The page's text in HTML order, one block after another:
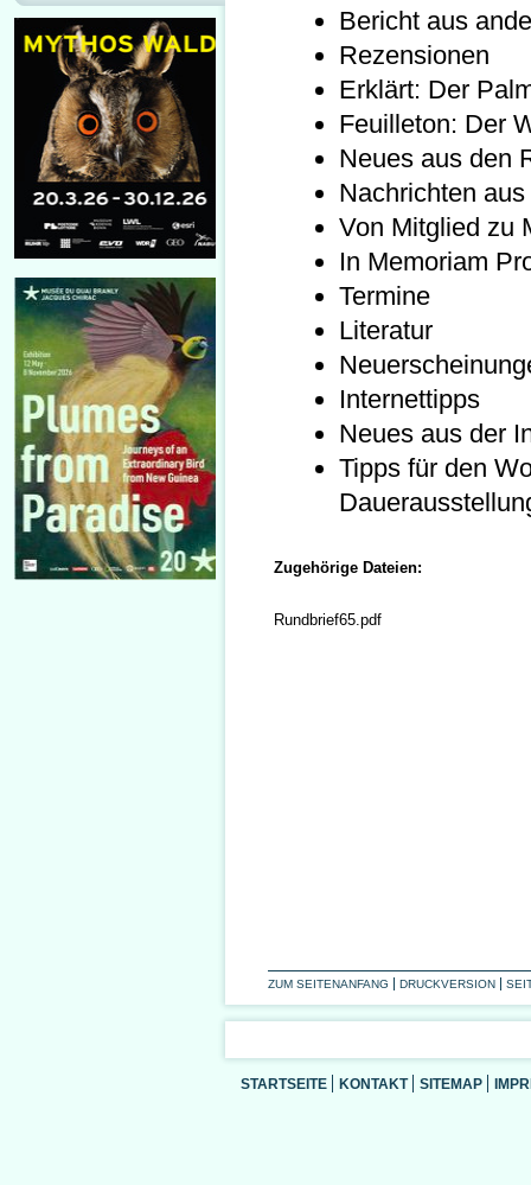
Bericht aus
Rezensionen
Erklärt: Der
Feuilleton: Der
Neues aus den
Nachrichten
Von Mitglied zu
In Memoriam
Termine
Literatur
Internettipps
Neues aus der
Tipps für den
Zugehörige Dateien:
Rundbrief65.pdf
ZUM SEITENANFANG DRUCKVERSION
STARTSEITE KONTAKT SITEMAP